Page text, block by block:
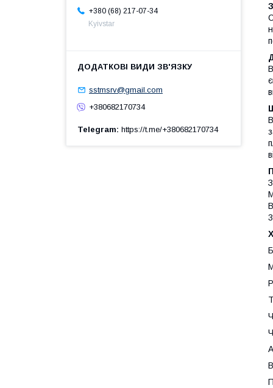
+380 (68) 217-07-34
Kyivstar
sstmsrv@gmail.com
+380682170734
Telegram https://t.me/+380682170734